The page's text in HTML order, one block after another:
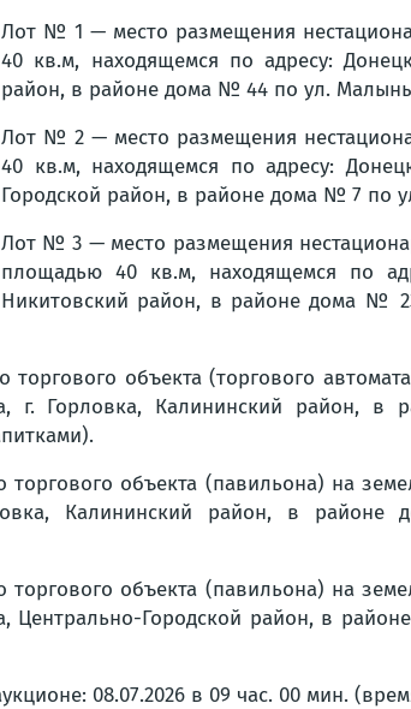
Лот № 1 — место размещения
40 кв.м, находящемся по адресу:
район, в районе дома № 44 по ул.
Лот № 2 — место размещения
40 кв.м, находящемся по адресу:
Городской район, в районе дома № 7 по
Лот № 3 — место размещения
площадью 40 кв.м, находящемся по
Никитовский район, в районе дома №
объекта (торгового
г. Горловка, Калининский
объекта (павильона) на
Калининский район, в
объекта (павильона) на
Центрально-Городской район, в
08.07.2026 в 09 час. 00 мин.